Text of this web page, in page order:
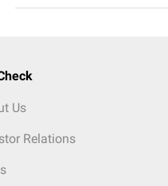
Us
Relations